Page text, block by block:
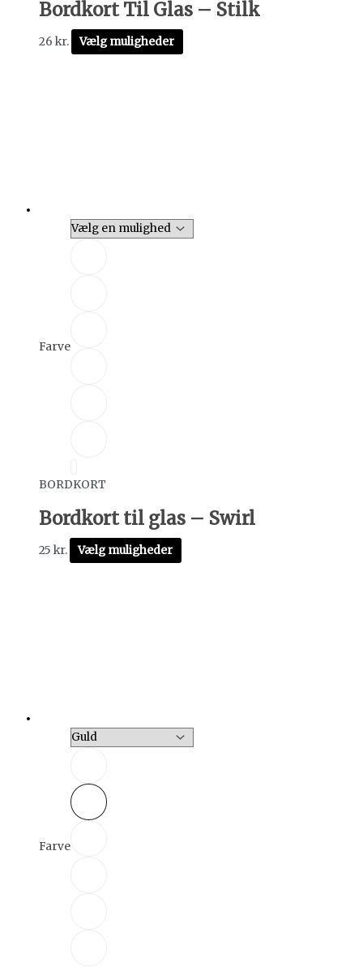
Bordkort Til Glas – Stilk
26 kr. Vælg muligheder
Farve
BORDKORT
Bordkort til glas – Swirl
25 kr. Vælg muligheder
Farve